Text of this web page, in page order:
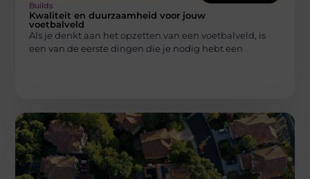
Builds
Kwaliteit en duurzaamheid voor jouw
voetbalveld
Als je denkt aan het opzetten van een voetbalveld, is
een van de eerste dingen die je nodig hebt een